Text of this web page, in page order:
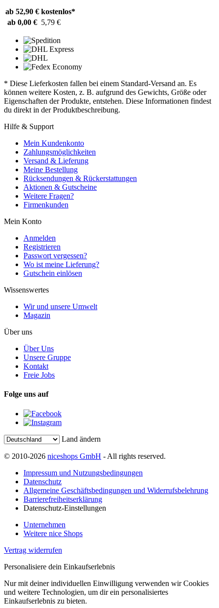
ab 52,90 € kostenlos*
ab 0,00 € 5,79 €
* Diese Lieferkosten fallen bei einem Standard-Versand an. Es
können weitere Kosten, z. B. aufgrund des Gewichts, Größe oder
Eigenschaften der Produkte, entstehen. Diese Informationen findest
du direkt in der Produktbeschreibung.
Hilfe & Support
Mein Kundenkonto
Zahlungsmöglichkeiten
Versand & Lieferung
Meine Bestellung
Rücksendungen & Rückerstattungen
Aktionen & Gutscheine
Weitere Fragen?
Firmenkunden
Mein Konto
Anmelden
Registrieren
Passwort vergessen?
Wo ist meine Lieferung?
Gutschein einlösen
Wissenswertes
Wir und unsere Umwelt
Magazin
Über uns
Über Uns
Unsere Gruppe
Kontakt
Freie Jobs
Folge uns auf
Land ändern
© 2010-2026 niceshops GmbH - All rights reserved.
Impressum und Nutzungsbedingungen
Datenschutz
Allgemeine Geschäftsbedingungen und Widerrufsbelehrung
Barrierefreiheitserklärung
Datenschutz-Einstellungen
Unternehmen
Weitere nice Shops
Vertrag widerrufen
Personalisiere dein Einkaufserlebnis
Nur mit deiner individuellen Einwilligung verwenden wir Cookies
und weitere Technologien, um dir ein personalisiertes
Einkaufserlebnis zu bieten.